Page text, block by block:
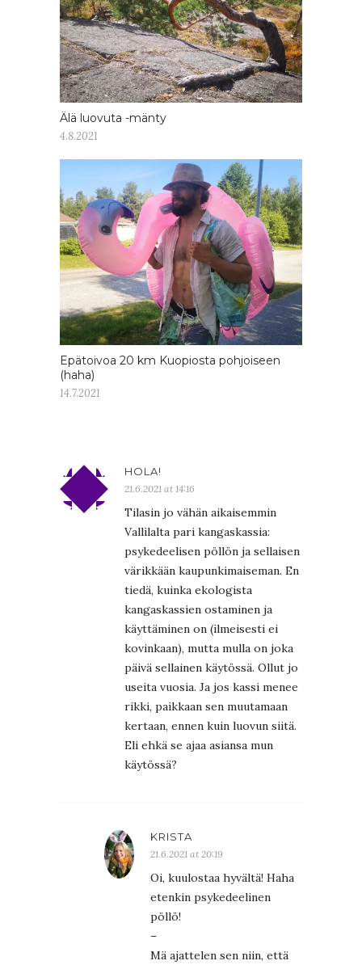
Älä luovuta -mänty
4.8.2021
Epätoivoa 20 km Kuopiosta pohjoiseen
(haha)
14.7.2021
HOLA!
21.6.2021 at 14:16
Tilasin jo vähän aikaisemmin
Vallilalta pari kangaskassia:
psykedeelisen pöllön ja sellaisen
värikkään kaupunkimaiseman. En
tiedä, kuinka ekologista
kangaskassien ostaminen ja
käyttäminen on (ilmeisesti ei
kovinkaan), mutta mulla on joka
päivä sellainen käytössä. Ollut jo
useita vuosia. Ja jos kassi menee
rikki, paikkaan sen muutamaan
kertaan, ennen kuin luovun siitä.
Eli ehkä se ajaa asiansa mun
käytössä?
KRISTA
21.6.2021 at 20:19
Oi, kuulostaa hyvältä! Haha
etenkin psykedeelinen
pöllö!
–
Mä ajattelen sen niin, että